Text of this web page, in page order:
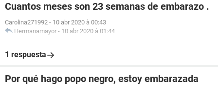
Cuantos meses son 23 semanas de embarazo .
Carolina271992 - 10 abr 2020 à 00:43
Hermanamayor - 10 abr 2020 à 01:44
1 respuesta
Por qué hago popo negro, estoy embarazada